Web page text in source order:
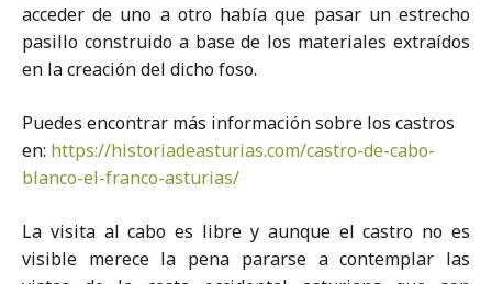
acceder de uno a otro había que pasar un estrecho
pasillo construido a base de los materiales extraídos
en la creación del dicho foso.
Puedes encontrar más información sobre los castros
en: https://historiadeasturias.com/castro-de-cabo-
blanco-el-franco-asturias/
La visita al cabo es libre y aunque el castro no es
visible merece la pena pararse a contemplar las